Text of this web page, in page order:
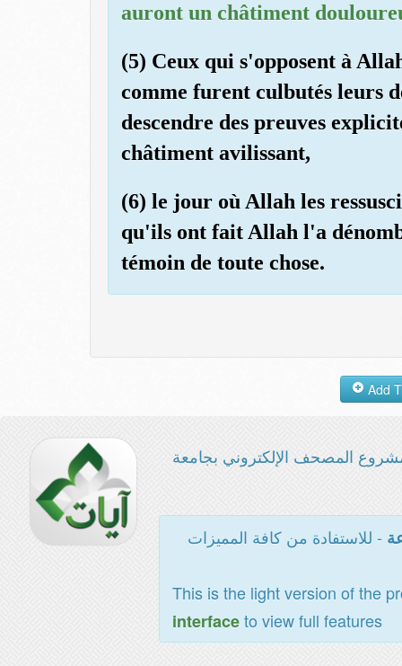
auront un châtiment
(5) Ceux qui s'opposent à
comme furent culbutés leurs
descendre des preuves
châtiment avilissant,
(6) le jour où Allah les
qu'ils ont fait Allah l'a
témoin de toute chose.
المصحف الإلكتروني بجامعة
- للاستفادة من كافة المميزات
This is the light version of the
interfaceto view full features